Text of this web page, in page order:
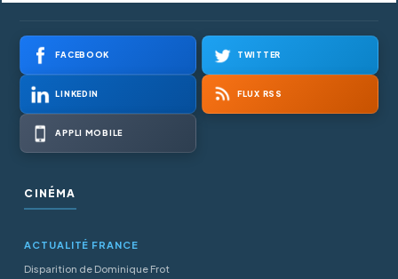
FACEBOOK TWITTER
LINKEDIN FLUX RSS
APPLI MOBILE
CINÉMA
ACTUALITÉ FRANCE
Disparition de Dominique Frot